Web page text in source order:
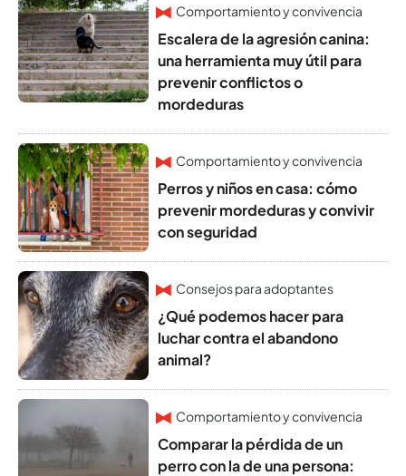
Comportamiento y convivencia
Escalera de la agresión canina:
una herramienta muy útil para
prevenir conflictos o
mordeduras
Comportamiento y convivencia
Perros y niños en casa: cómo
prevenir mordeduras y convivir
con seguridad
Consejos para adoptantes
¿Qué podemos hacer para
luchar contra el abandono
animal?
Comportamiento y convivencia
Comparar la pérdida de un
perro con la de una persona: